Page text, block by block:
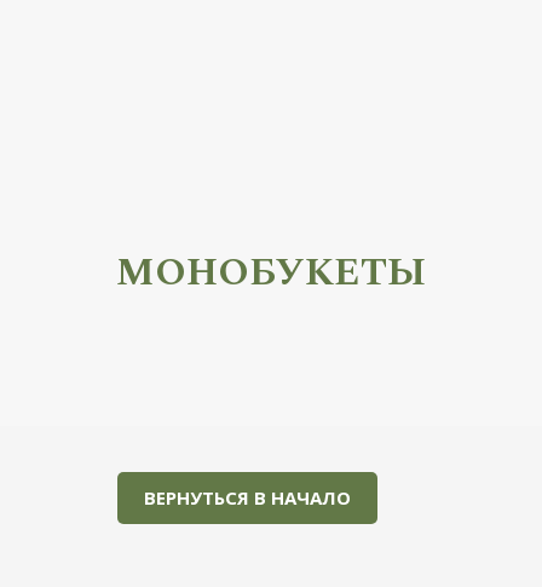
МОНОБУКЕТЫ
ВЕРНУТЬСЯ В НАЧАЛО